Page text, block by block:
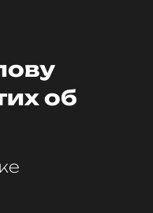
об